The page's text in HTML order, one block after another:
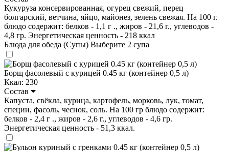
Кукуруза консервированная, огурец свежий, перец
болгарский, ветчина, яйцо, майонез, зелень свежая. На 100 г.
блюдо содержит: белков - 1,1 г ., жиров - 21,6 г., углеводов -
4,8 гр. Энергетическая ценность - 218 ккал
Блюда для обеда (Супы) Выберите 2 супа
Борщ фасолевый с курицей 0.45 кг (контейнер 0,5 л)
Ккал: 230
Состав
Капуста, свёкла, курица, картофель, морковь, лук, томат,
специи, фасоль, чеснок, соль. На 100 гр блюдо содержит:
белков - 2,4 г ., жиров - 2,6 г., углеводов - 4,6 гр.
Энергетическая ценность - 51,3 ккал.